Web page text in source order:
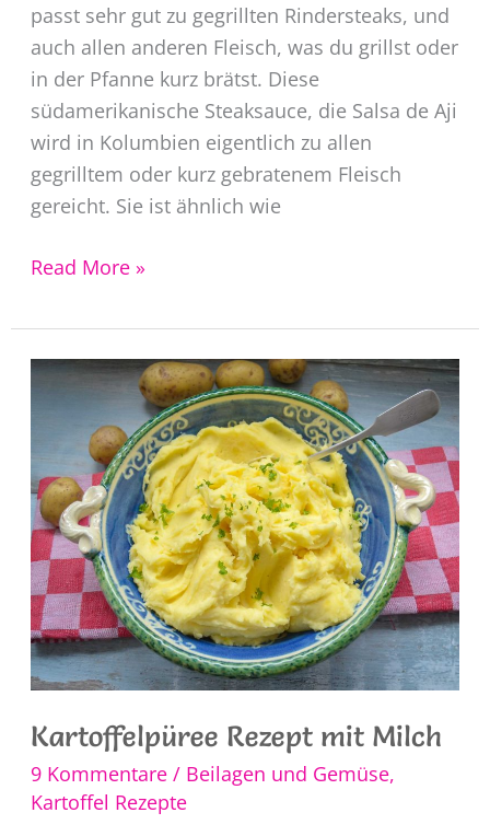
passt sehr gut zu gegrillten Rindersteaks, und
auch allen anderen Fleisch, was du grillst oder
in der Pfanne kurz brätst. Diese
südamerikanische Steaksauce, die Salsa de Aji
wird in Kolumbien eigentlich zu allen
gegrilltem oder kurz gebratenem Fleisch
gereicht. Sie ist ähnlich wie
Steaksauce
kolumbianische
Koriander
Sauce
Steaks
Read More »
Kartoffelpüree Rezept mit Milch
9 Kommentare / Beilagen und Gemüse,
Kartoffel Rezepte